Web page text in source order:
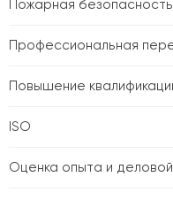
Пожарная безопасность
Профессиональная
Повышение
ISO
Оценка опыта и